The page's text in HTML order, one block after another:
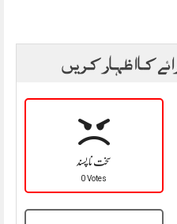
کا اظہار کریں
سخت نا پسند
0 Votes